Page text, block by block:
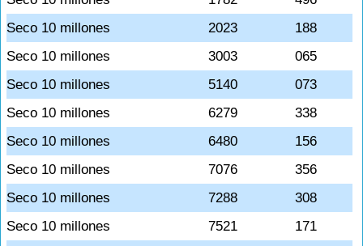
Seco 10 millones
2023
188
Seco 10 millones
3003
065
Seco 10 millones
5140
073
Seco 10 millones
6279
338
Seco 10 millones
6480
156
Seco 10 millones
7076
356
Seco 10 millones
7288
308
Seco 10 millones
7521
171